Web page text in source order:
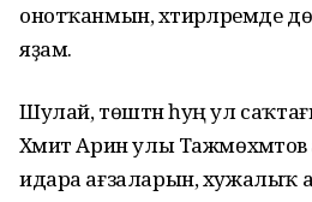
онотҡанмын, хәтирәләремде
яҙам.
Шулай, төштән һуң ул
Хәмит Арин улы
идара ағзаларын, хужалыҡ